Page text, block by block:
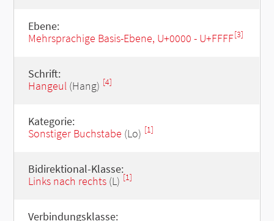
Ebene:
Mehrsprachige Basis-Ebene, U+0000 - U+FFFF[3]
Schrift:
Hangeul(Hang) [4]
Kategorie:
Sonstiger Buchstabe (Lo) [1]
Bidirektional-Klasse:
Links nach rechts(L) [1]
Verbindungsklasse: